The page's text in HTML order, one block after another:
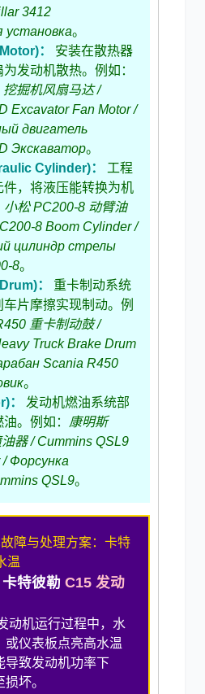
3412
установка。
：
安装在散热器
发动机散热。例如：
掘机风扇马达 /
Excavator Fan Motor /
двигатель
Экскаватор。
Cylinder)：
工程
，将液压能转换为机
小松 PC200-8 动臂油
8 Boom Cylinder /
цилиндр стрелы
8。
：
重卡制动系统
片摩擦实现制动。例
重卡制动鼓 /
Truck Brake Drum
Scania R450
。
：
发动机燃油系统部
。例如： 康明斯
器 / Cummins QSL9
Форсунка
QSL9。
障与处理方案：卡特
温
卡特彼勒 C15 发动
动机运行过程中，水
或仪表板点亮高水温
导致发动机功率下
坏。